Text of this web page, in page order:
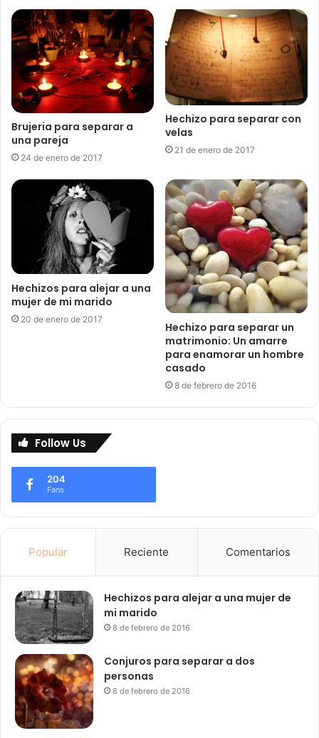
Brujeria para separar a
una pareja
24 de enero de 2017
Hechizo para separar con
velas
21 de enero de 2017
Hechizos para alejar a una
mujer de mi marido
20 de enero de 2017
Hechizo para separar un
matrimonio: Un amarre
para enamorar un hombre
casado
8 de febrero de 2016
Follow Us
204
Fans
Popular Reciente Comentarios
Hechizos para alejar a una mujer de
mi marido
8 de febrero de 2016
Conjuros para separar a dos
personas
8 de febrero de 2016